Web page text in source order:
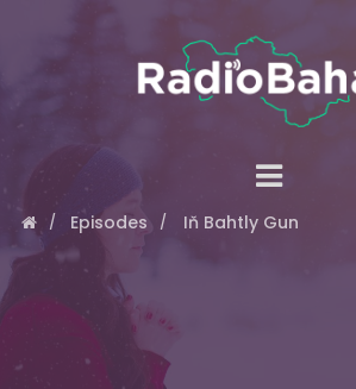
Episodes Iň Bahtly Gun